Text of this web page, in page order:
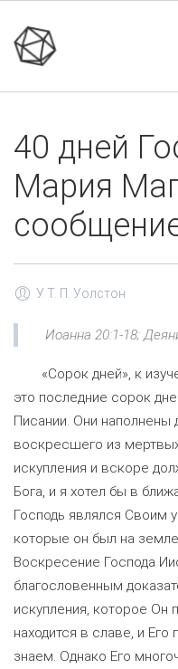
40 дней
Мария
У. Т. П. Уолстон
Иоанна 20:1-18;
«Сорок дней», к
это последние сорок
Писании. Они
воскресшего из
искупления и вскоре
Бога, и я хотел бы в
Господь являлся Своим
которые он был на
Воскресение Господа
благословенным
искупления, которое
находится в славе, и
знаем. Однако Его